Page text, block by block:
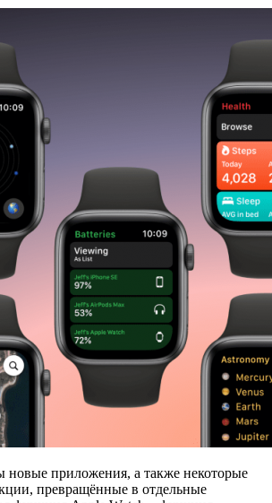
новые приложения, а также некоторые
превращённые в отдельные